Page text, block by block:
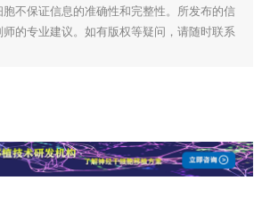
胞不保证信息的准确性和完整性。所发布的信
的专业建议。如有版权等疑问，请随时联系